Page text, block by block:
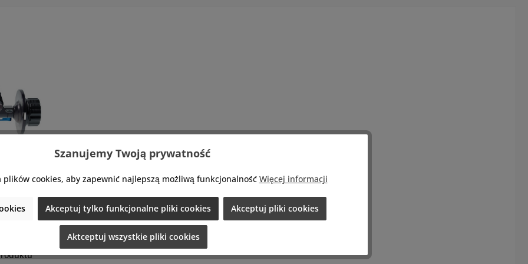
01)
Szanujemy Twoją prywatność
plików cookies, aby zapewnić najlepszą możliwą funkcjonalność Więcej informacji
Akceptuj tylko funkcjonalne pliki cookies Akceptuj pliki cookies
Aktceptuj wszystkie pliki cookies